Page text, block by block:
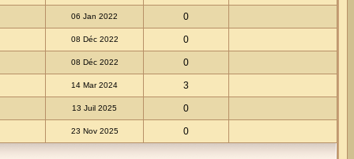
06 Jan 2022 0
08 Déc 2022 0
08 Déc 2022 0
14 Mar 2024 3
13 Juil 2025 0
23 Nov 2025 0